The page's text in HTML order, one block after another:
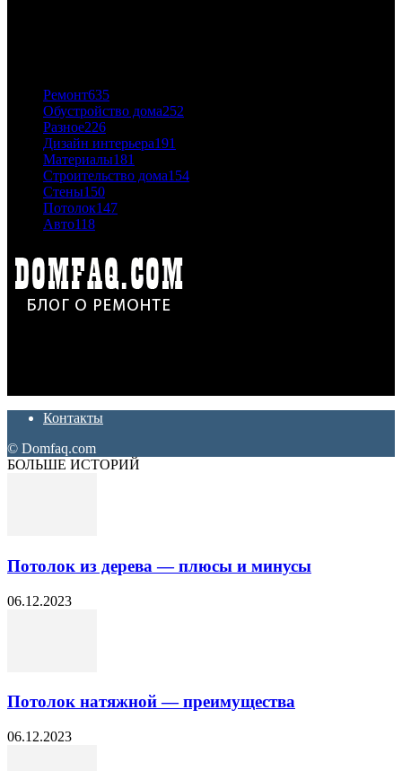
Ремонт635
Обустройство дома252
Разное226
Дизайн интерьера191
Материалы181
Строительство дома154
Стены150
Потолок147
Авто118
Контакты
© Domfaq.com
БОЛЬШЕ ИСТОРИЙ
Потолок из дерева — плюсы и минусы
06.12.2023
Потолок натяжной — преимущества
06.12.2023